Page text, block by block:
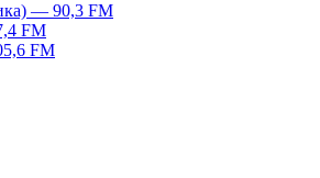
— 90,3 FM
FM
FM